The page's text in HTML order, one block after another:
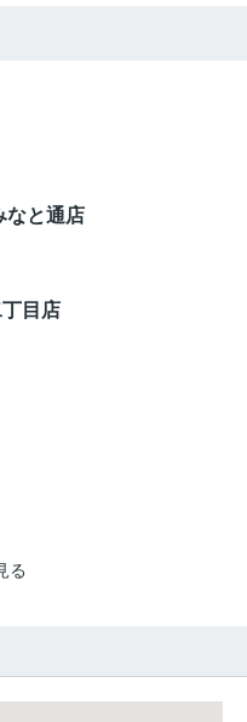
なと通店
目店
る